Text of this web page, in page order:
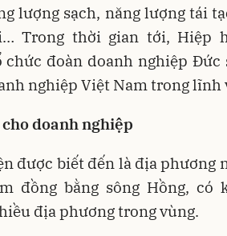
lượng sạch, năng lượng tái
Trong thời gian tới, Hiệp
chức đoàn doanh nghiệp Đức
nghiệp Việt Nam trong lĩnh
doanh nghiệp
được biết đến là địa phương
đồng bằng sông Hồng, có
địa phương trong vùng.